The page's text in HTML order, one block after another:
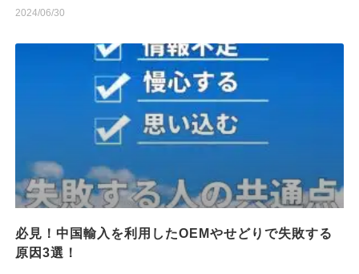
2024/06/30
必見！中国輸入を利用したOEMやせどりで失敗する
原因3選！